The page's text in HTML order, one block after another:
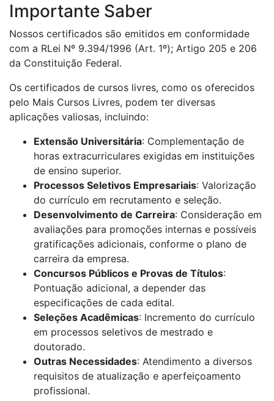
Importante Saber
Nossos certificados são emitidos em conformidade
com a RLei Nº 9.394/1996 (Art. 1º); Artigo 205 e 206
da Constituição Federal.
Os certificados de cursos livres, como os oferecidos
pelo Mais Cursos Livres, podem ter diversas
aplicações valiosas, incluindo:
Extensão Universitária: Complementação de
horas extracurriculares exigidas em instituições
de ensino superior.
Processos Seletivos Empresariais: Valorização
do currículo em recrutamento e seleção.
Desenvolvimento de Carreira: Consideração em
avaliações para promoções internas e possíveis
gratificações adicionais, conforme o plano de
carreira da empresa.
Concursos Públicos e Provas de Títulos:
Pontuação adicional, a depender das
especificações de cada edital.
Seleções Acadêmicas: Incremento do currículo
em processos seletivos de mestrado e
doutorado.
Outras Necessidades: Atendimento a diversos
requisitos de atualização e aperfeiçoamento
profissional.